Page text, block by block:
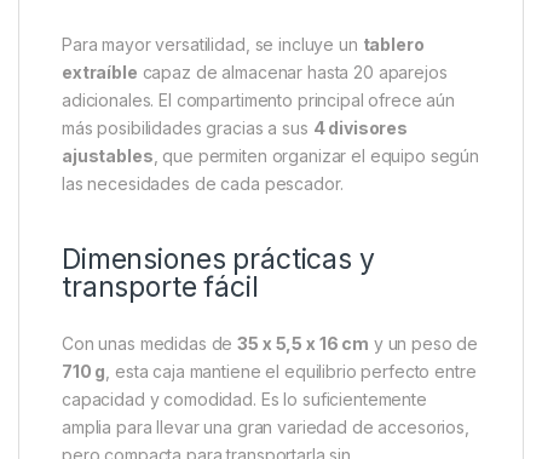
Para mayor versatilidad, se incluye un tablero
extraíble capaz de almacenar hasta 20 aparejos
adicionales. El compartimento principal ofrece aún
más posibilidades gracias a sus 4 divisores
ajustables , que permiten organizar el equipo según
las necesidades de cada pescador.
Dimensiones prácticas y
transporte fácil
Con unas medidas de35 x 5,5 x 16 cm y un peso de
710 g , esta caja mantiene el equilibrio perfecto entre
capacidad y comodidad. Es lo suficientemente
amplia para llevar una gran variedad de accesorios,
pero compacta para transportarla sin